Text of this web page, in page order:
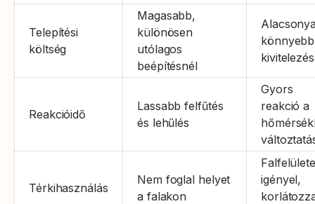
Telepítési
költség
Magasabb,
különösen
utólagos
beépítésnél
könnyebb
kivitelezés
Reakcióidő
Lassabb felfűtés
és lehűlés
Gyors
reakció a
Térkihasználás
Nem foglal helyet
a falakon
igényel,